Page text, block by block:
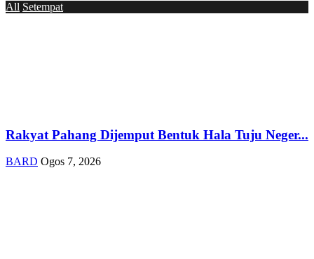
All Setempat
Rakyat Pahang Dijemput Bentuk Hala Tuju Neger...
BARD Ogos 7, 2026